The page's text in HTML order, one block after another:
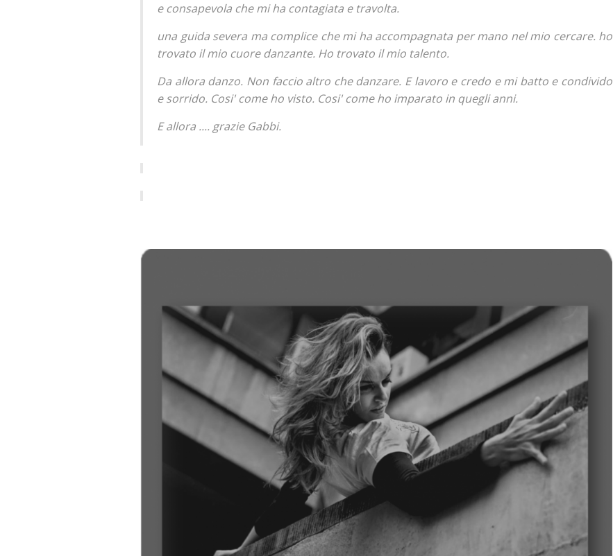
e consapevola che mi ha contagiata e travolta.
una guida severa ma complice che mi ha accompagnata per mano nel mio cercare. ho
trovato il mio cuore danzante. Ho trovato il mio talento.
Da allora danzo. Non faccio altro che danzare. E lavoro e credo e mi batto e condivido
e sorrido. Cosi' come ho visto. Cosi' come ho imparato in quegli anni.
E allora .... grazie Gabbi.